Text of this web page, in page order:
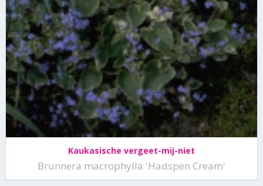
Kaukasische vergeet-mij-niet
Brunnera macrophylla 'Hadspen Cream'